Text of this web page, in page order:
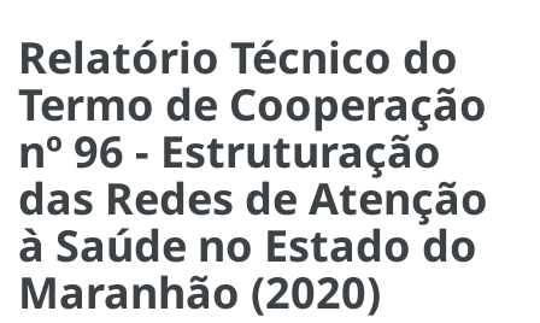
Relatório Técnico do
Termo de Cooperação
nº 96 - Estruturação
das Redes de Atenção
à Saúde no Estado do
Maranhão (2020)